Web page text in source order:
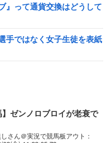
』って通貨交換はどうして
手ではなく女子生徒を表紙
】ゼンノロブロイが老衰で
さん＠実況で競馬板アウト：